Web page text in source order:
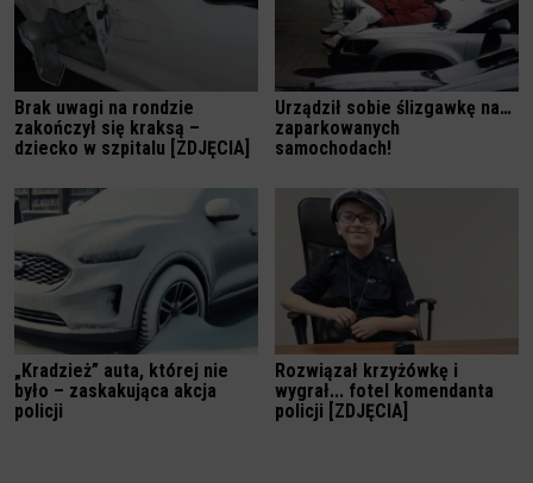
Brak uwagi na rondzie
zakończył się kraksą –
dziecko w szpitalu [ZDJĘCIA]
Urządził sobie ślizgawkę na…
zaparkowanych
samochodach!
„Kradzież” auta, której nie
było – zaskakująca akcja
policji
Rozwiązał krzyżówkę i
wygrał... fotel komendanta
policji [ZDJĘCIA]